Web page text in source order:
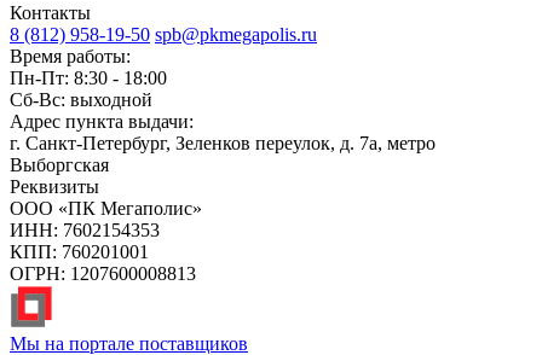
Контакты
8 (812) 958-19-50 spb@pkmegapolis.ru
Время работы:
Пн-Пт: 8:30 - 18:00
Сб-Вс: выходной
Адрес пункта выдачи:
г. Санкт-Петербург, Зеленков переулок, д. 7а, метро
Выборгская
Реквизиты
ООО «ПК Мегаполис»
ИНН: 7602154353
КПП: 760201001
ОГРН: 1207600008813
Мы на портале поставщиков